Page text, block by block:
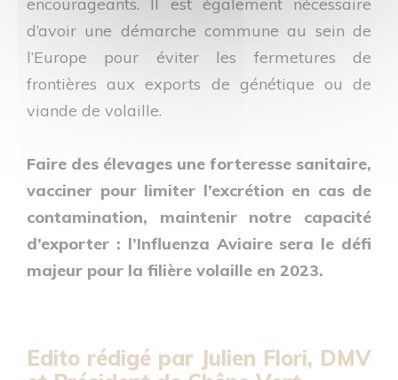
encourageants. Il est également nécessaire
d’avoir une démarche commune au sein de
l’Europe pour éviter les fermetures de
frontières aux exports de génétique ou de
viande de volaille.
Faire des élevages une forteresse sanitaire,
vacciner pour limiter l’excrétion en cas de
contamination, maintenir notre capacité
d’exporter : l’Influenza Aviaire sera le défi
majeur pour la filière volaille en 2023.
Edito rédigé par Julien Flori, DMV